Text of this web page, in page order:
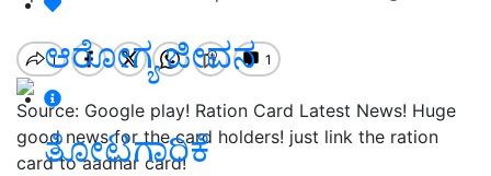
ಆರೋಗ್ಯ ಜೀವನ
ತೋಟಗಾರಿಕೆ
Source: Google play! Ration Card Latest News! Huge
good news for the card holders! just link the ration
card to aadhar card!